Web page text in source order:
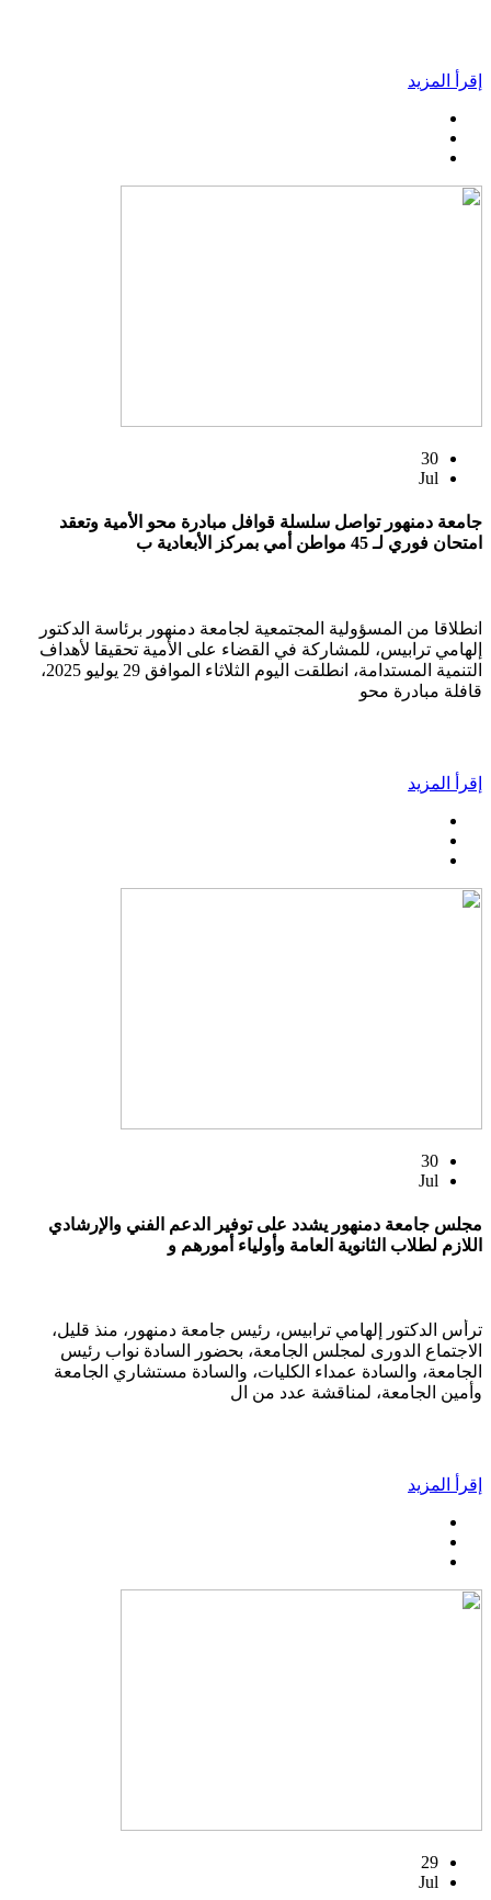
إقرأ المزيد
30
Jul
جامعة دمنهور تواصل سلسلة قوافل مبادرة محو الأمية وتعقد
امتحان فوري لـ 45 مواطن أمي بمركز الأبعادية ب
انطلاقا من المسؤولية المجتمعية لجامعة دمنهور برئاسة الدكتور
إلهامي ترابيس، للمشاركة في القضاء على الأمية تحقيقا لأهداف
التنمية المستدامة، انطلقت اليوم الثلاثاء الموافق 29 يوليو 2025،
قافلة مبادرة محو
إقرأ المزيد
30
Jul
مجلس جامعة دمنهور يشدد على توفير الدعم الفني والإرشادي
اللازم لطلاب الثانوية العامة وأولياء أمورهم و
ترأس الدكتور إلهامي ترابيس، رئيس جامعة دمنهور، منذ قليل،
الاجتماع الدورى لمجلس الجامعة، بحضور السادة نواب رئيس
الجامعة، والسادة عمداء الكليات، والسادة مستشاري الجامعة
وأمين الجامعة، لمناقشة عدد من ال
إقرأ المزيد
29
Jul